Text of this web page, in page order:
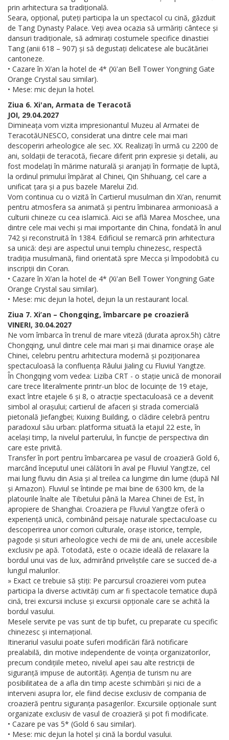
prin arhitectura sa tradițională.
Seara, opțional, puteți participa la un spectacol cu cină, găzduit
de Tang Dynasty Palace. Veți avea ocazia să urmăriți cântece și
dansuri tradiționale, să admirați costumele specifice dinastiei
Tang (anii 618 – 907) și să degustați delicatese ale bucătăriei
cantoneze.
• Cazare în Xi’an la hotel de 4* (Xi'an Bell Tower Yongning Gate
Orange Crystal sau similar).
• Mese: mic dejun la hotel.
Ziua 6. Xi'an, Armata de Teracotă
JOI, 29.04.2027
Dimineața vom vizita impresionantul Muzeu al Armatei de
TeracotăUNESCO, considerat una dintre cele mai mari
descoperiri arheologice ale sec. XX. Realizați în urmă cu 2200 de
ani, soldații de teracotă, fiecare diferit prin expresie și detalii, au
fost modelați în mărime naturală și aranjați în formație de luptă,
la ordinul primului împărat al Chinei, Qin Shihuang, cel care a
unificat țara și a pus bazele Marelui Zid.
Vom continua cu o vizită în Cartierul musulman din Xi’an, renumit
pentru atmosfera sa animată și pentru îmbinarea armonioasă a
culturii chineze cu cea islamică. Aici se află Marea Moschee, una
dintre cele mai vechi și mai importante din China, fondată în anul
742 și reconstruită în 1384. Edificiul se remarcă prin arhitectura
sa unică: deși are aspectul unui templu chinezesc, respectă
tradiția musulmană, fiind orientată spre Mecca și împodobită cu
inscripții din Coran.
• Cazare în Xi’an la hotel de 4* (Xi'an Bell Tower Yongning Gate
Orange Crystal sau similar).
• Mese: mic dejun la hotel, dejun la un restaurant local.
Ziua 7. Xi’an – Chongqing, îmbarcare pe croazieră
VINERI, 30.04.2027
Ne vom îmbarca în trenul de mare viteză (durata aprox.5h) către
Chongqing, unul dintre cele mai mari și mai dinamice orașe ale
Chinei, celebru pentru arhitectura modernă și poziționarea
spectaculoasă la confluența Râului Jialing cu Fluviul Yangtze.
În Chongqing vom vedea: Liziba CRT - o stație unică de monorail
care trece literalmente printr-un bloc de locuințe de 19 etaje,
exact între etajele 6 și 8, o atracție spectaculoasă ce a devenit
simbol al orașului; cartierul de afaceri și strada comercială
pietonală Jiefangbei; Kuixing Building, o clădire celebră pentru
paradoxul său urban: platforma situată la etajul 22 este, în
același timp, la nivelul parterului, în funcție de perspectiva din
care este privită.
Transfer în port pentru îmbarcarea pe vasul de croazieră Gold 6,
marcând începutul unei călătorii în aval pe Fluviul Yangtze, cel
mai lung fluviu din Asia și al treilea ca lungime din lume (după Nil
și Amazon). Fluviul se întinde pe mai bine de 6300 km, de la
platourile înalte ale Tibetului până la Marea Chinei de Est, în
apropiere de Shanghai. Croaziera pe Fluviul Yangtze oferă o
experiență unică, combinând peisaje naturale spectaculoase cu
descoperirea unor comori culturale, orașe istorice, temple,
pagode și situri arheologice vechi de mii de ani, unele accesibile
exclusiv pe apă. Totodată, este o ocazie ideală de relaxare la
bordul unui vas de lux, admirând priveliștile care se succed de-a
lungul malurilor.
» Exact ce trebuie să știți: Pe parcursul croazierei vom putea
participa la diverse activități cum ar fi spectacole tematice după
cină, trei excursii incluse și excursii opționale care se achită la
bordul vasului.
Mesele servite pe vas sunt de tip bufet, cu preparate cu specific
chinezesc și internațional.
Itinerariul vasului poate suferi modificări fără notificare
prealabilă, din motive independente de voința organizatorilor,
precum condițiile meteo, nivelul apei sau alte restricții de
siguranță impuse de autorități. Agenția de turism nu are
posibilitatea de a afla din timp aceste schimbări și nici de a
interveni asupra lor, ele fiind decise exclusiv de compania de
croazieră pentru siguranța pasagerilor. Excursiile opționale sunt
organizate exclusiv de vasul de croazieră și pot fi modificate.
• Cazare pe vas 5* (Gold 6 sau similar).
• Mese: mic dejun la hotel și cină la bordul vasului.